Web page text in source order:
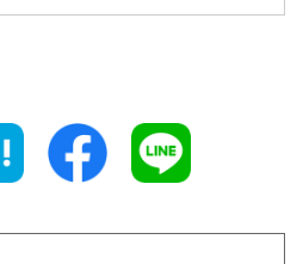
富山県 300円
長野県
静岡県